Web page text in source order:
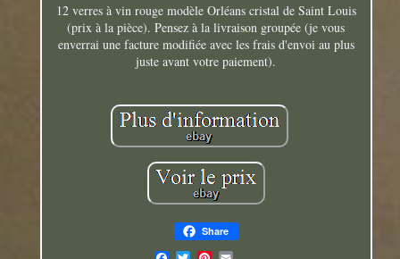
12 verres à vin rouge modèle Orléans cristal de Saint Louis
(prix à la pièce). Pensez à la livraison groupée (je vous
enverrai une facture modifiée avec les frais d'envoi au plus
juste avant votre paiement).
Share